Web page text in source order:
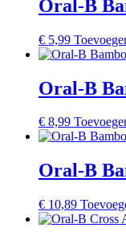
Oral-B
€ 5,99
Oral-B
€ 8,99
Oral-B
€ 10,89